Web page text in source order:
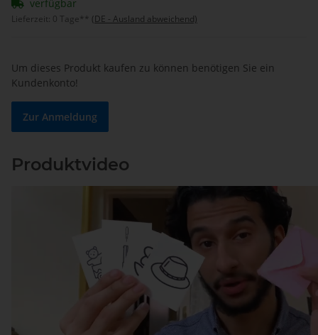
verfügbar
Lieferzeit: 0 Tage** (DE - Ausland abweichend)
Um dieses Produkt kaufen zu können benötigen Sie ein
Kundenkonto!
Zur Anmeldung
Produktvideo